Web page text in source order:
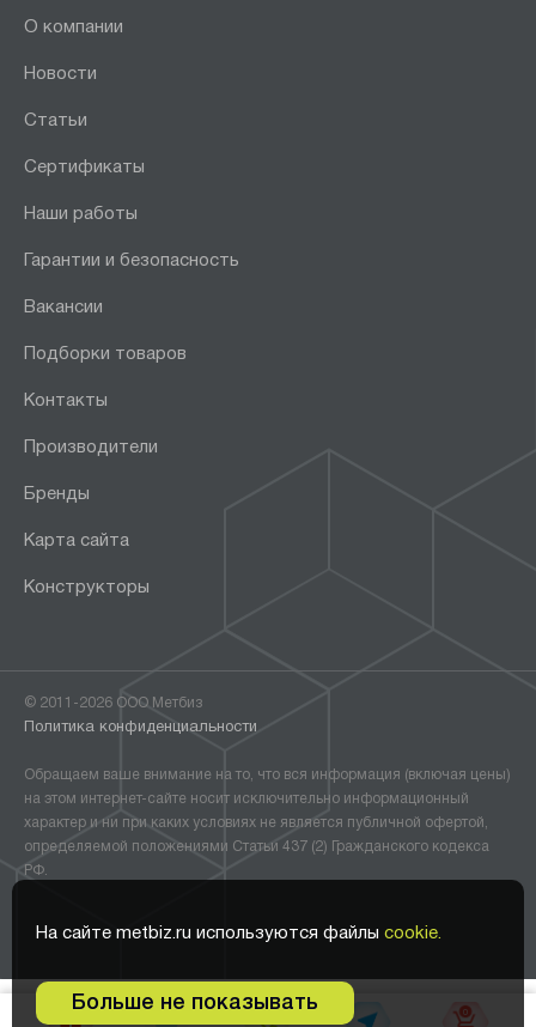
0
На сайте metbiz.ru используются файлы cookie.
Больше не показывать
О компании
Новости
Статьи
Сертификаты
Наши работы
Гарантии и безопасность
Вакансии
Подборки товаров
Контакты
Производители
Бренды
Карта сайта
Конструкторы
© 2011-2026 ООО Метбиз
Политика конфиденциальности
Обращаем ваше внимание на то, что вся информация (включая цены)
на этом интернет-сайте носит исключительно информационный
характер и ни при каких условиях не является публичной офертой,
определяемой положениями Статьи 437 (2) Гражданского кодекса
РФ.